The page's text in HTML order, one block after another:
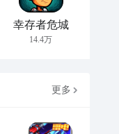
幸存者危城
14.4万
更多